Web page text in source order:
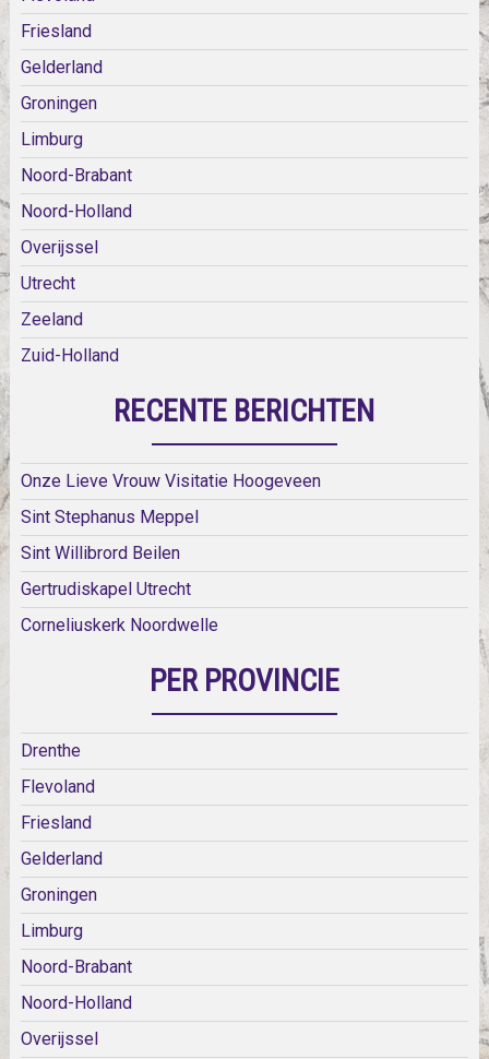
Friesland
Gelderland
Groningen
Limburg
Noord-Brabant
Noord-Holland
Overijssel
Utrecht
Zeeland
Zuid-Holland
RECENTE BERICHTEN
Onze Lieve Vrouw Visitatie Hoogeveen
Sint Stephanus Meppel
Sint Willibrord Beilen
Gertrudiskapel Utrecht
Corneliuskerk Noordwelle
PER PROVINCIE
Drenthe
Flevoland
Friesland
Gelderland
Groningen
Limburg
Noord-Brabant
Noord-Holland
Overijssel